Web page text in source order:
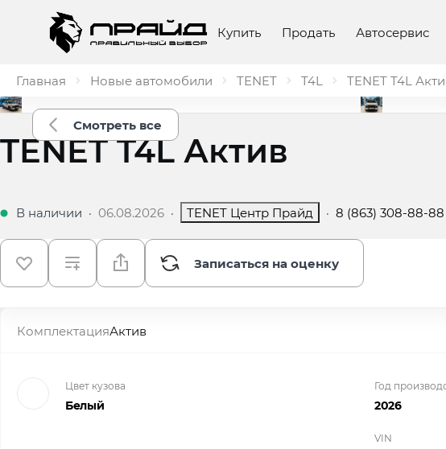
Купить Продать Автосервис
Главная Новые автомобили TENET T4L TENET T4L
Смотреть все
TENET T4L Актив
В наличии · 06.08.2026 · TENET Центр Прайд · 8 (863) 308-88-88
Записаться на оценку
КомплектацияАктив
Цвет кузова
Белый
Год
2026
VIN